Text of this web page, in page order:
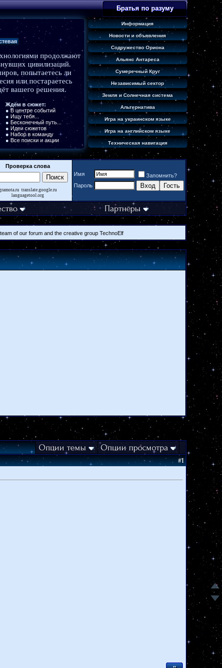
Братья по разуму
продолжают
цивилизаций.
попытаетесь ли
или постараетесь
вашего решения.
Ждём в сюжет:
●В центре событий
● Ищу тебя...
● Бесконечный путь...
● Идеи сюжетов
● Набор в команду
● Все поиски и акции
Информация
Новости и объявления
Содружество Ориона
Альянс Антареса
Сумеречный Круг
Независимый сектор
Земля и Солнечная система
Альтернатива
Игра на украинском языке
Игра на английском языке
Техническая навигация
Проверка слова
translate.google.ru
languagetool.org
Имя
Запомнить?
Пароль
Гость
Партнёры
of our forum and the creative group TechnoElf
Опции темы Опции просмотра
#1